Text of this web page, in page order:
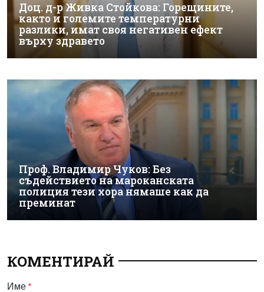
Доц. д-р Живка Стойкова: Горещините,
както и големите температурни
разлики, имат своя негативен ефект
върху здравето
Проф. Владимир Чуков: Без
съдействието на мароканската
полиция тези хора нямаше как да
преминат
КОМЕНТИРАЙ
Име *